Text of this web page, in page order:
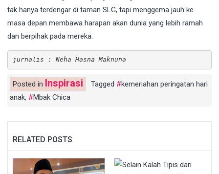
tak hanya terdengar di taman SLG, tapi menggema jauh ke
masa depan membawa harapan akan dunia yang lebih ramah
dan berpihak pada mereka.
jurnalis : Neha Hasna Maknuna
Posted in Inspirasi Tagged
kemeriahan peringatan hari
anak, Mbak Chica
RELATED POSTS